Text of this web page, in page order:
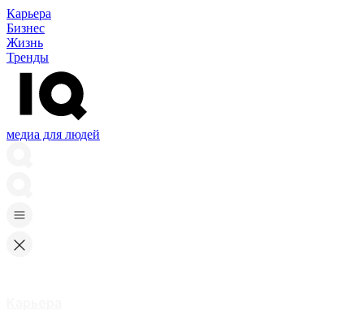
Карьера
Бизнес
Жизнь
Тренды
медиа для людей